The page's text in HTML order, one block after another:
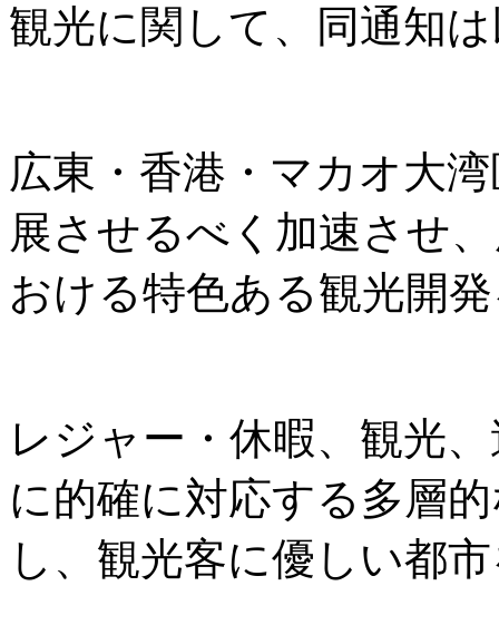
観光に関して、同通知
広東・香港・マカオ大
展させるべく加速させ
おける特色ある観光開
レジャー・休暇、観光
に的確に対応する多層
し、観光客に優しい都